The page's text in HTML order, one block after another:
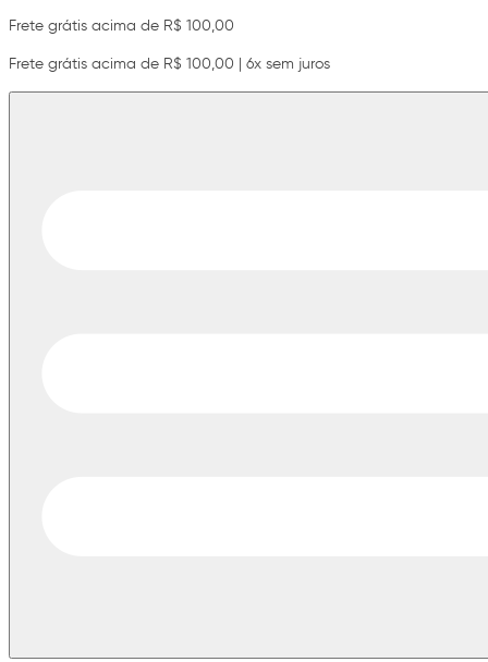
Frete grátis acima de R$ 100,00
Frete grátis acima de R$ 100,00 | 6x sem juros